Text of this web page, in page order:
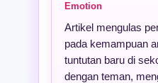
Emotion
Artikel mengulas
pada kemampuan
tuntutan baru di
dengan teman,